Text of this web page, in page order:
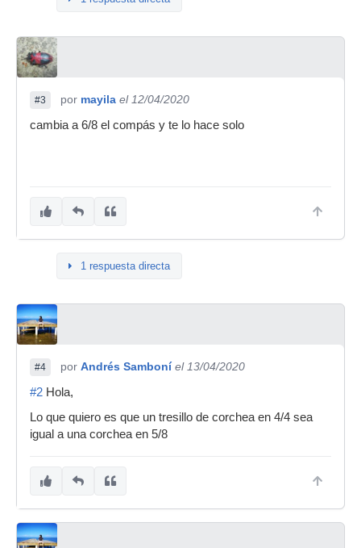
#3 por mayila el 12/04/2020
cambia a 6/8 el compás y te lo hace solo
1 respuesta directa
#4 por Andrés Samboní el 13/04/2020
#2 Hola,
Lo que quiero es que un tresillo de corchea en 4/4 sea
igual a una corchea en 5/8